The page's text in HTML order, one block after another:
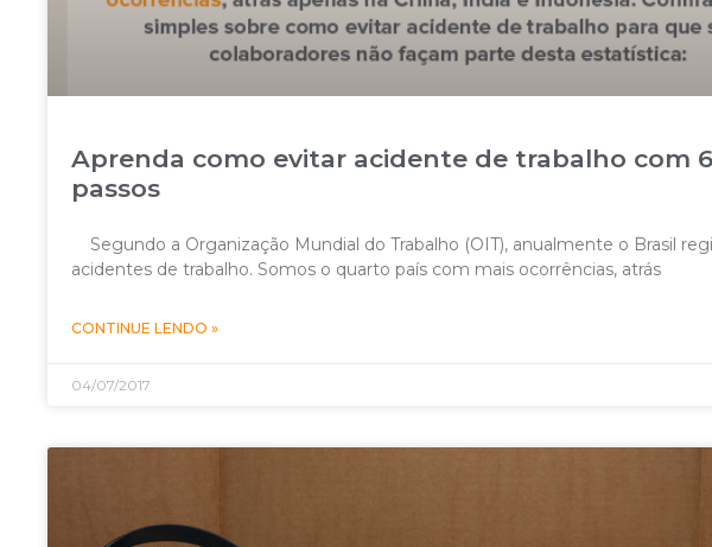
Aprenda como evitar acidente de trabalho com
passos
Segundo a Organização Mundial do Trabalho (OIT), anualmente o Brasil
acidentes de trabalho. Somos o quarto país com mais ocorrências, atrás
CONTINUE LENDO »
04/07/2017